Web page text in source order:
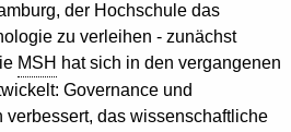
der Hochschule das
zu verleihen - zunächst
MSH hat sich in den vergangenen
Governance und
das wissenschaftliche